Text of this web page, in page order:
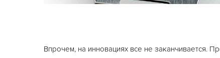
Впрочем, на инновациях все не заканчивается.